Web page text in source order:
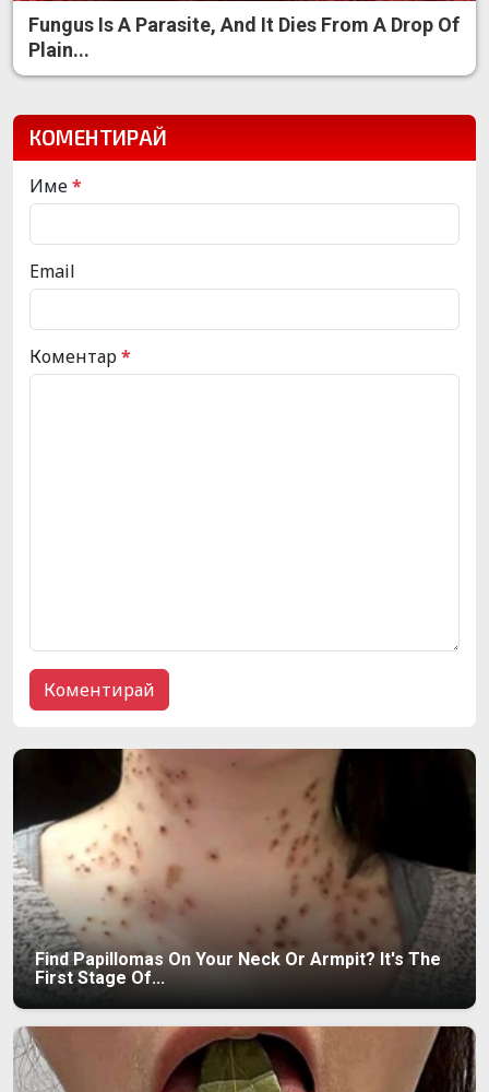
Fungus Is A Parasite, And It Dies From A Drop Of
Plain...
КОМЕНТИРАЙ
Име*
Email
Коментар*
Find Papillomas On Your Neck Or Armpit? It's The
First Stage Of...